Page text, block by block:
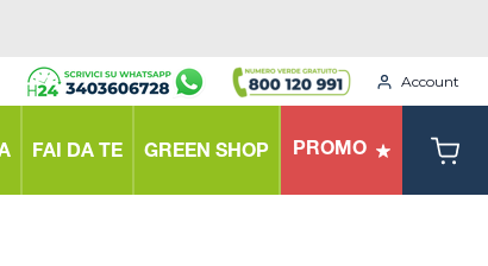
Account
FAI DA TE GREEN SHOP PROMO